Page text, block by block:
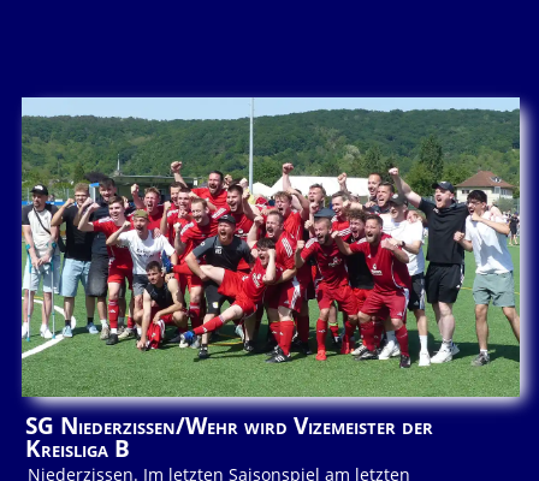
SG Niederzissen/Wehr wird Vizemeister der
Kreisliga B
Niederzissen. Im letzten Saisonspiel am letzten